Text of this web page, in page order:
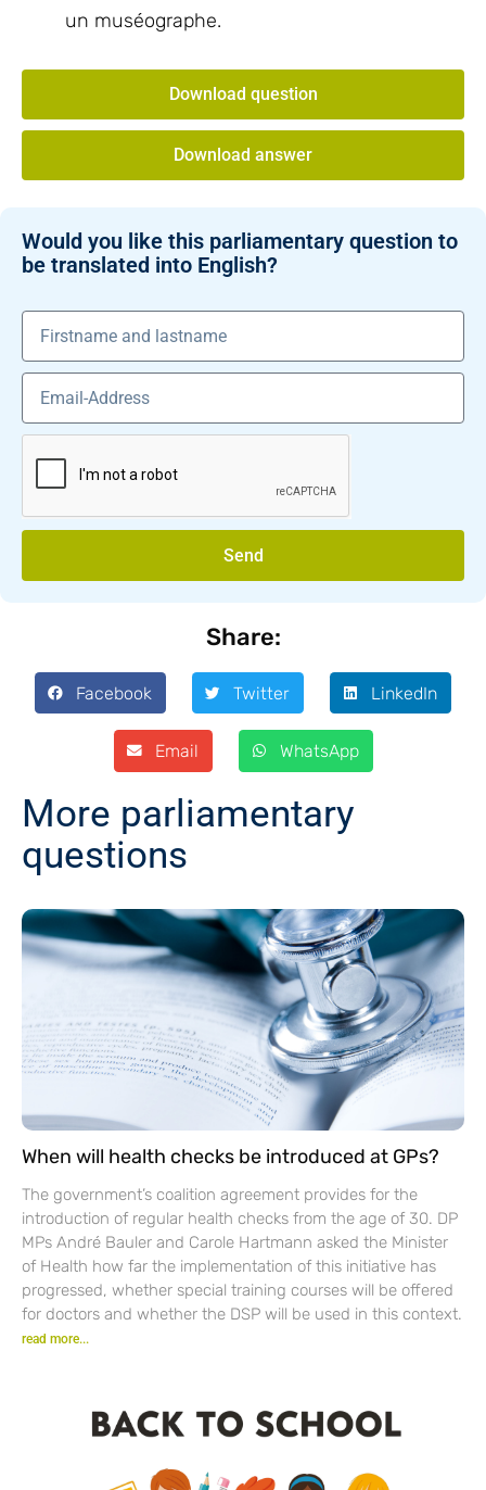
un muséographe.
Download question
Download answer
Would you like this parliamentary question to
be translated into English?
Send
Share:
Facebook Twitter LinkedIn
Email WhatsApp
More parliamentary
questions
When will health checks be introduced at GPs?
The government’s coalition agreement provides for the
introduction of regular health checks from the age of 30. DP
MPs André Bauler and Carole Hartmann asked the Minister
of Health how far the implementation of this initiative has
progressed, whether special training courses will be offered
for doctors and whether the DSP will be used in this context.
read more...